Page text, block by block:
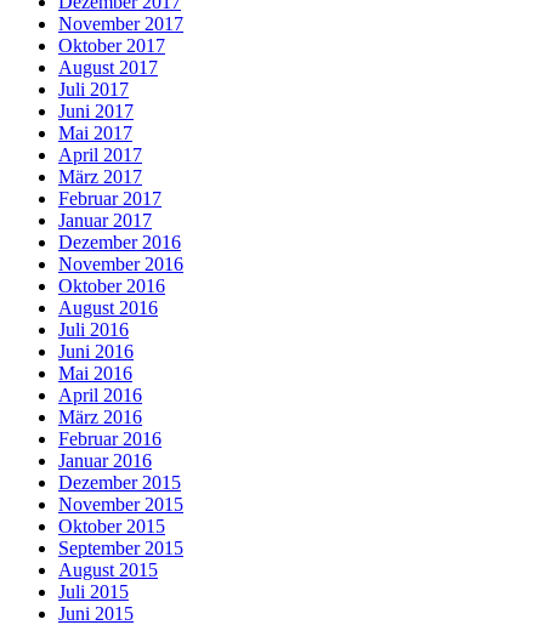
November 2017
Oktober 2017
August 2017
Juli 2017
Juni 2017
Mai 2017
April 2017
März 2017
Februar 2017
Januar 2017
Dezember 2016
November 2016
Oktober 2016
August 2016
Juli 2016
Juni 2016
Mai 2016
April 2016
März 2016
Februar 2016
Januar 2016
Dezember 2015
November 2015
Oktober 2015
September 2015
August 2015
Juli 2015
Juni 2015